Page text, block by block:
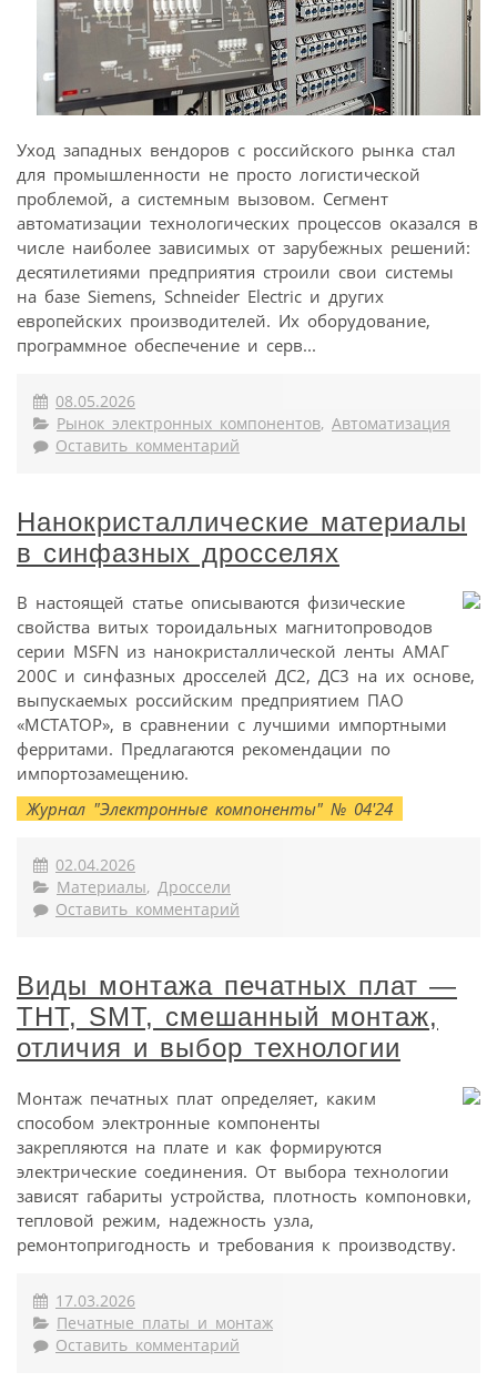
Уход западных вендоров с российского рынка стал
для промышленности не просто логистической
проблемой, а системным вызовом. Сегмент
автоматизации технологических процессов оказался в
числе наиболее зависимых от зарубежных решений:
десятилетиями предприятия строили свои системы
на базе Siemens, Schneider Electric и других
европейских производителей. Их оборудование,
программное обеспечение и серв...
08.05.2026
Рынок электронных компонентов, Автоматизация
Оставить комментарий
Нанокристаллические материалы
в синфазных дросселях
В настоящей статье описываются физические
свойства витых тороидальных магнитопроводов
серии MSFN из нанокристаллической ленты АМАГ
200С и синфазных дросселей ДС2, ДС3 на их основе,
выпускаемых российским предприятием ПАО
«МСТАТОР», в сравнении с лучшими импортными
ферритами. Предлагаются рекомендации по
импортозамещению.
Журнал "Электронные компоненты" № 04'24
02.04.2026
Материалы, Дроссели
Оставить комментарий
Виды монтажа печатных плат —
THT, SMT, смешанный монтаж,
отличия и выбор технологии
Монтаж печатных плат определяет, каким
способом электронные компоненты
закрепляются на плате и как формируются
электрические соединения. От выбора технологии
зависят габариты устройства, плотность компоновки,
тепловой режим, надежность узла,
ремонтопригодность и требования к производству.
17.03.2026
Печатные платы и монтаж
Оставить комментарий